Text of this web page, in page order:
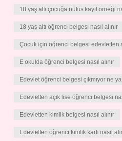
18 yaş altı çocuğa nüfus kayıt örneği
18 yaş altı öğrenci belgesi nasıl alınır
Çocuk için öğrenci belgesi edevletten
E okulda öğrenci belgesi nasıl alınır
Edevlet öğrenci belgesi çıkmıyor ne
Edevletten açık lise öğrenci belgesi
Edevletten kimlik belgesi nasıl alınır
Edevletten öğrenci kimlik kartı nasıl